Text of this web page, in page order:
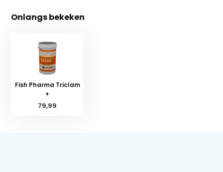
Onlangs bekeken
Fish Pharma Triclam
+
79,99